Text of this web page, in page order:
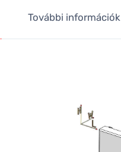
További információk